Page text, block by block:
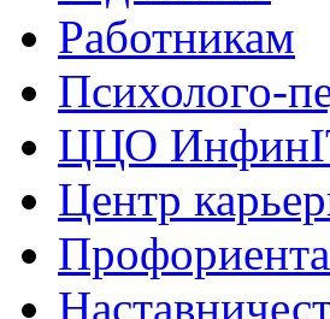
Работникам
Психолого-
ЦЦО
Центр